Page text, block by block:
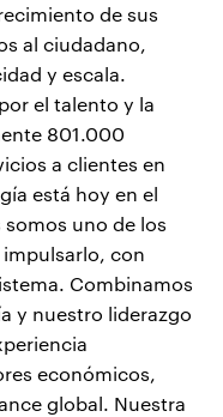
de sus
al ciudadano,
y escala.
el talento y la
801.000
a clientes en
está hoy en el
uno de los
con
Combinamos
y nuestro liderazgo
económicos,
global. Nuestra